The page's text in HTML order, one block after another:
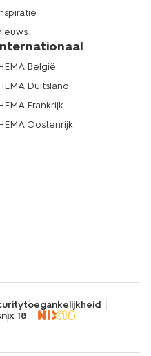
België
Duitsland
Frankrijk
Oostenrijk
toegankelijkheid
nix 18